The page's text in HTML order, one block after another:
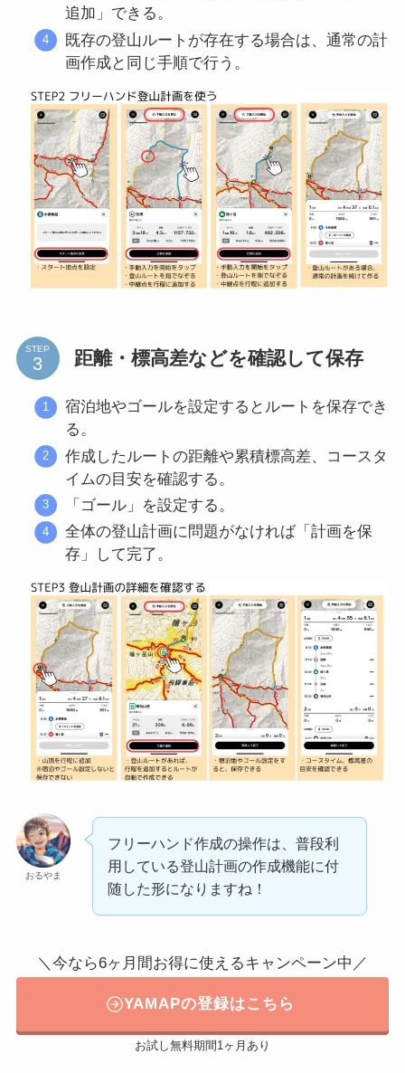
追加」できる。
既存の登山ルートが存在する場合は、通常の計
画作成と同じ手順で行う。
STEP 距離・標高差などを確認して保存
宿泊地やゴールを設定するとルートを保存でき
る。
作成したルートの距離や累積標高差、コースタ
イムの目安を確認する。
「ゴール」を設定する。
全体の登山計画に問題がなければ「計画を保
存」して完了。
おるやま
フリーハンド作成の操作は、普段利
用している登山計画の作成機能に付
随した形になりますね！
＼今なら6ヶ月間お得に使えるキャンペーン中／
YAMAPの登録はこちら
お試し無料期間1ヶ月あり